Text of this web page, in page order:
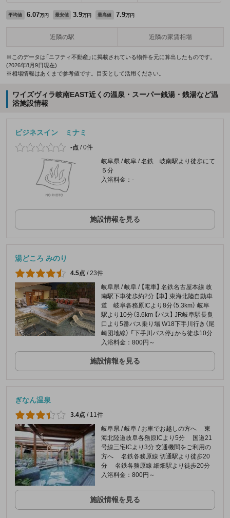
平均値 6.07万円 最安値 3.9万円 最高値 7.9万円
近隣の駅 近隣の家賃相場
※このデータは「ニフティ不動産」に掲載されている物件を元に算出したものです。
(2026年8月9日現在)
※相場情報はあくまで参考値です。目安として活用ください。
ワイズヴィラ岐南EAST近くの温泉・スーパー銭湯・銭湯など温
浴施設情報
ビジネスイン ミナミ
-点 /0件
岐阜県 / 岐阜 / 名鉄 岐南駅より徒歩にて
５分
入浴料金：-
施設情報を見る
湯どころ みのり
4.5点 /23件
岐阜県 / 岐阜 / 【電車】 名鉄名古屋本線 岐
南駅下車徒歩約2分 【車】 東海北陸自動車
道 岐阜各務原ICより8分（5.3km） 岐阜
駅より10分（3.6km 【バス】 JR岐阜駅長良
口より5番バス乗り場 W18下手川行き（尾
崎団地線） 「下手川バス停」から徒歩10分
入浴料金：800円～
施設情報を見る
ぎなん温泉
3.4点 / 11件
岐阜県 / 岐阜 / お車でお越しの方へ 東
海北陸道岐阜各務原ICより5分 国道21
号線三宅ICより3分 交通機関をご利用の
方へ 名鉄各務原線 切通駅より徒歩20
分 名鉄各務原線 細畑駅より徒歩20分
入浴料金：800円～
施設情報を見る